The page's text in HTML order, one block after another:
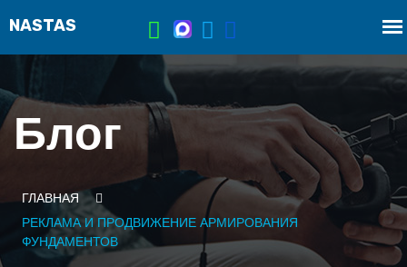
Блог
ГЛАВНАЯ
РЕКЛАМА И ПРОДВИЖЕНИЕ АРМИРОВАНИЯ
ФУНДАМЕНТОВ